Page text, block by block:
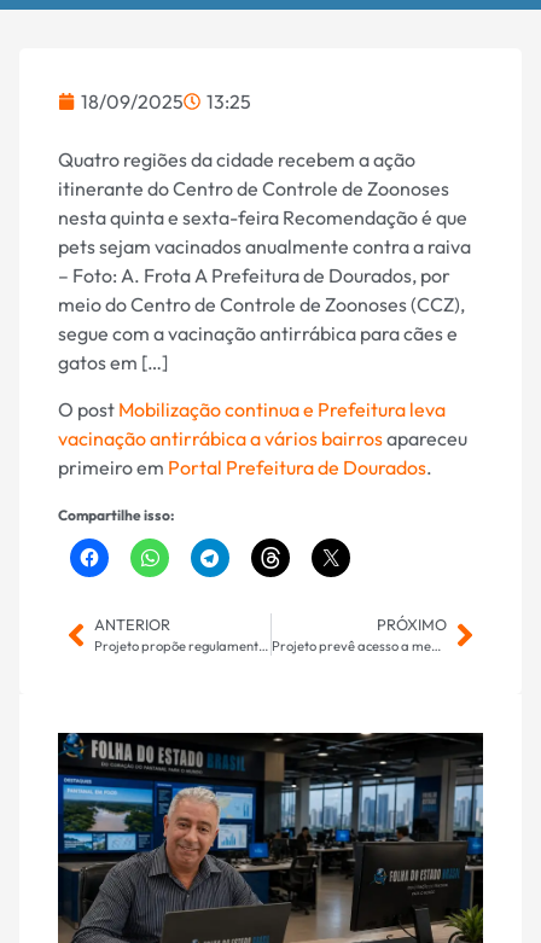
18/09/2025 13:25
Quatro regiões da cidade recebem a ação
itinerante do Centro de Controle de Zoonoses
nesta quinta e sexta-feira Recomendação é que
pets sejam vacinados anualmente contra a raiva
– Foto: A. Frota A Prefeitura de Dourados, por
meio do Centro de Controle de Zoonoses (CCZ),
segue com a vacinação antirrábica para cães e
gatos em […]
O post Mobilização continua e Prefeitura leva
vacinação antirrábica a vários bairrosapareceu
primeiro em Portal Prefeitura de Dourados.
Compartilhe isso:
ANTERIOR
Projeto propõe regulamentar atividades de policiais militares em MS
PRÓXIMO
Projeto prevê acesso a medicamentos para pacientes com obesidade mórbida